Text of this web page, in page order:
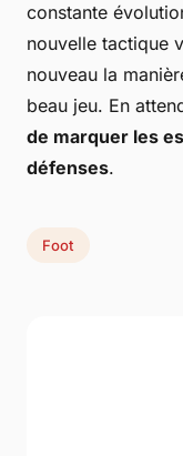
constante
nouvelle tactique
nouveau la
beau jeu. En
de marquer les
défenses.
Foot